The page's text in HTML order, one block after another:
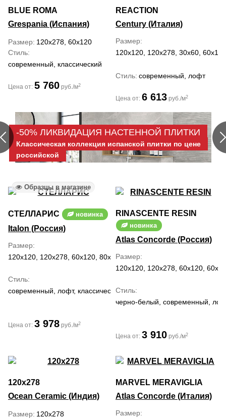
BLUE ROMA
Grespania (Испания)
Размер 120x278, 60x120
Стиль
современный, классический
Цена от: 5 760 руб./м2
REACTION
Century (Италия)
Размер
120x120, 120x278, 30x60,
Стиль современный, лофт
Цена от: 6 613 руб./м2
-50% ЛИКВИДАЦИЯ НАСТЕННОЙ ПЛИТКИ
Классическая коллекция испанской плитки по цене
российской
Образцы в магазине
СТЕЛЛАРИС новинка
Italon (Россия)
Размер
120x120, 120x278, 60x120, 80x160
Стиль
современный, лофт, классический
Цена от: 3 978 руб./м2
RINASCENTE RESIN
новинка
Atlas Concorde (Россия)
Размер
120x120, 120x278, 60x120,
Стиль
черно-белый, современный,
Цена от: 3 910 руб./м2
120x278
Ocean Ceramic (Индия)
Размер 120x278
MARVEL MERAVIGLIA
Atlas Concorde (Италия)
Размер